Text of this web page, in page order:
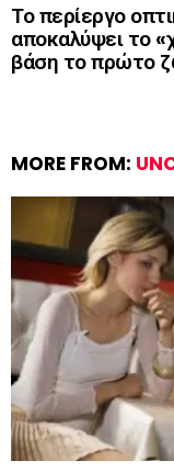
Το περίεργο
αποκαλύψει το
βάση το πρώτο
MORE FROM: